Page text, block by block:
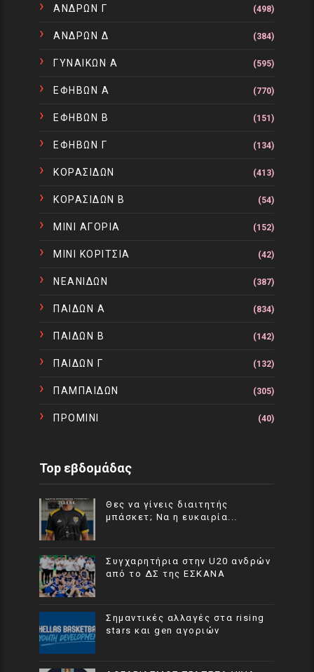
ΑΝΔΡΩΝ Γ (498)
ΑΝΔΡΩΝ Δ (384)
ΓΥΝΑΙΚΩΝ Α (595)
ΕΦΗΒΩΝ Α (770)
ΕΦΗΒΩΝ Β (151)
ΕΦΗΒΩΝ Γ (134)
ΚΟΡΑΣΙΔΩΝ (413)
ΚΟΡΑΣΙΔΩΝ Β (54)
ΜΙΝΙ ΑΓΟΡΙΑ (152)
ΜΙΝΙ ΚΟΡΙΤΣΙΑ (42)
ΝΕΑΝΙΔΩΝ (387)
ΠΑΙΔΩΝ Α (834)
ΠΑΙΔΩΝ Β (142)
ΠΑΙΔΩΝ Γ (132)
ΠΑΜΠΑΙΔΩΝ (305)
ΠΡΟΜΙΝΙ (40)
Top εβδομάδας
Θες να γίνεις διαιτητής
μπάσκετ; Να η ευκαιρία...
Συγχαρητήρια στην U20 ανδρών
από το ΔΣ της ΕΣΚΑΝΑ
Σημαντικές αλλαγές στα rising
stars και gen αγοριών